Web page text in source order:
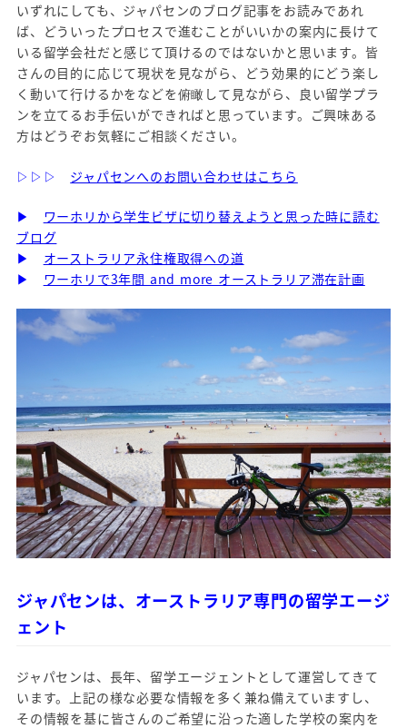
いずれにしても、ジャパセンのブログ記事をお読みであれ
ば、どういったプロセスで進むことがいいかの案内に長けて
いる留学会社だと感じて頂けるのではないかと思います。皆
さんの目的に応じて現状を見ながら、どう効果的にどう楽し
く動いて行けるかをなどを俯瞰して見ながら、良い留学プラ
ンを立てるお手伝いができればと思っています。ご興味ある
方はどうぞお気軽にご相談ください。
▷▷▷ ジャパセンへのお問い合わせはこちら
▶
ワーホリから学生ビザに切り替えようと思った時に読む
ブログ
▶
オーストラリア永住権取得への道
▶
ワーホリで3年間 and more オーストラリア滞在計画
ジャパセンは、オーストラリア専門の留学エージ
ェント
ジャパセンは、長年、留学エージェントとして運営してきて
います。上記の様な必要な情報を多く兼ね備えていますし、
その情報を基に皆さんのご希望に沿った適した学校の案内を